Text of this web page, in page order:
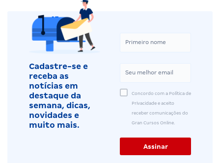
Cadastre-se e
receba as
notícias em
destaque da
semana, dicas,
novidades e
muito mais.
Concordo com a Política de
Privacidade e aceito
receber comunicações do
Gran Cursos Online.